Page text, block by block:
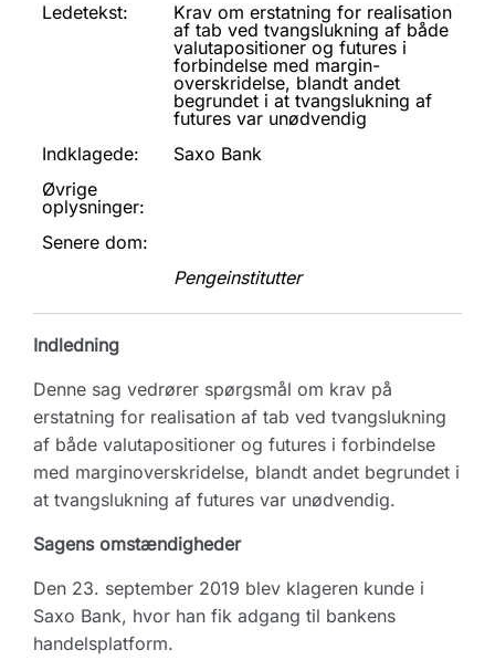
Ledetekst:
Krav om erstatning for realisation
af tab ved tvangslukning af både
valutapositioner og futures i
forbindelse med margin-
overskridelse, blandt andet
begrundet i at tvangslukning af
futures var unødvendig
Indklagede:
Saxo Bank
Øvrige
oplysninger:
Senere dom:
Pengeinstitutter
Indledning
Denne sag vedrører spørgsmål om krav på
erstatning for realisation af tab ved tvangslukning
af både valutapositioner og futures i forbindelse
med marginoverskridelse, blandt andet begrundet i
at tvangslukning af futures var unødvendig.
Sagens omstændigheder
Den 23. september 2019 blev klageren kunde i
Saxo Bank, hvor han fik adgang til bankens
handelsplatform.